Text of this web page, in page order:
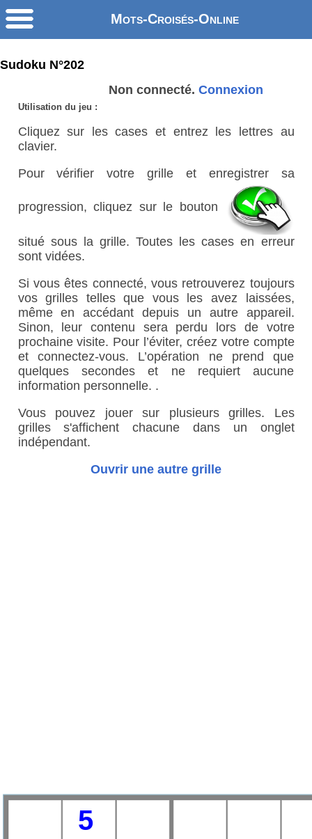
Mots-Croisés-Online
Sudoku N°202
Non connecté. Connexion
Utilisation du jeu :
Cliquez sur les cases et entrez les lettres au
clavier.
Pour vérifier votre grille et enregistrer sa
progression, cliquez sur le bouton
situé sous la grille. Toutes les cases en erreur
sont vidées.
Si vous êtes connecté, vous retrouverez toujours
vos grilles telles que vous les avez laissées,
même en accédant depuis un autre appareil.
Sinon, leur contenu sera perdu lors de votre
prochaine visite. Pour l’éviter, créez votre compte
et connectez-vous. L’opération ne prend que
quelques secondes et ne requiert aucune
information personnelle. .
Vous pouvez jouer sur plusieurs grilles. Les
grilles s'affichent chacune dans un onglet
indépendant.
Ouvrir une autre grille